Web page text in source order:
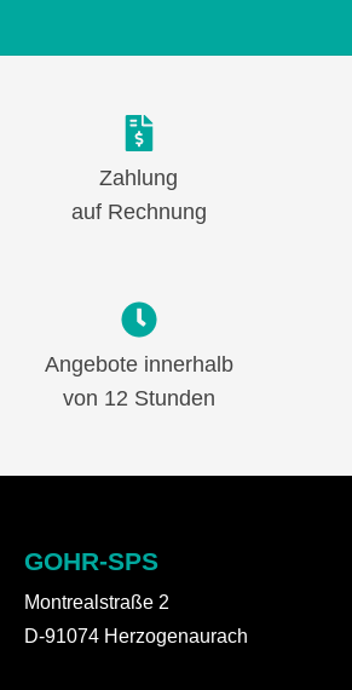
Zahlung
auf Rechnung
Angebote innerhalb
von 12 Stunden
GOHR-SPS
Montrealstraße 2
D-91074 Herzogenaurach